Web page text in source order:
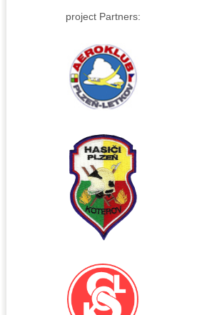
project Partners: